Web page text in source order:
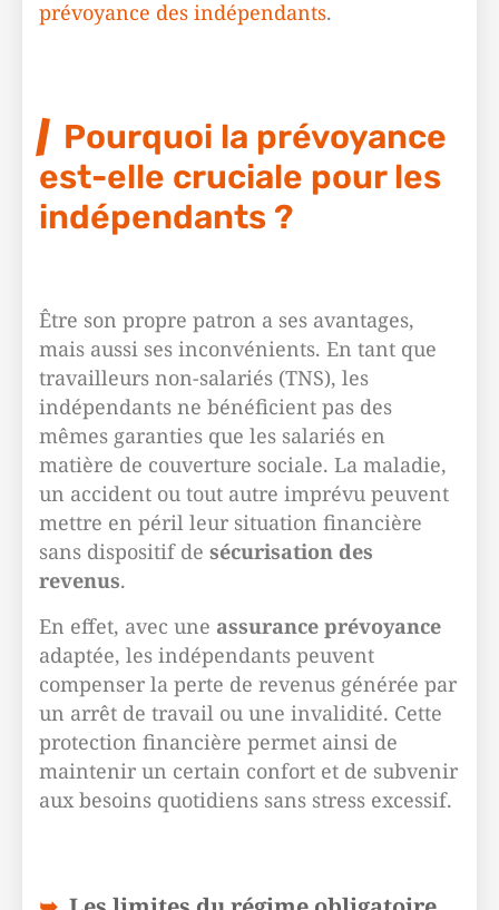
prévoyance des indépendants.
Pourquoi la prévoyance
est-elle cruciale pour les
indépendants ?
Être son propre patron a ses avantages,
mais aussi ses inconvénients. En tant que
travailleurs non-salariés (TNS), les
indépendants ne bénéficient pas des
mêmes garanties que les salariés en
matière de couverture sociale. La maladie,
un accident ou tout autre imprévu peuvent
mettre en péril leur situation financière
sans dispositif de sécurisation des
revenus.
En effet, avec une assurance prévoyance
adaptée, les indépendants peuvent
compenser la perte de revenus générée par
un arrêt de travail ou une invalidité. Cette
protection financière permet ainsi de
maintenir un certain confort et de subvenir
aux besoins quotidiens sans stress excessif.